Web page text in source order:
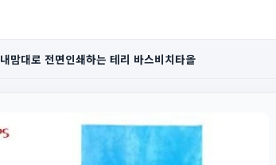
내맘대로 전면인쇄하는 테리 바스비치타올